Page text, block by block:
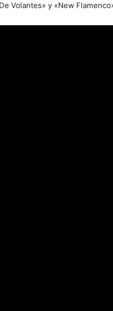
Volantes» y «New